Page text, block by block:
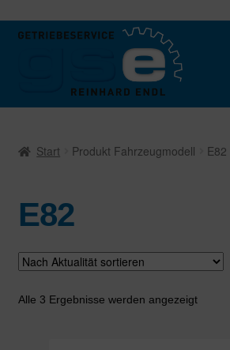
Zur
Zum
Schaltgetriebe
Verteilergetriebe
Warenkorb
Start Produkt Fahrzeugmodell E82
E82
Alle 3 Ergebnisse werden angezeigtNach